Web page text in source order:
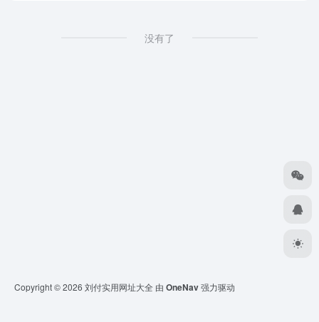
没有了
Copyright © 2026 刘付实用网址大全 由 OneNav强力驱动